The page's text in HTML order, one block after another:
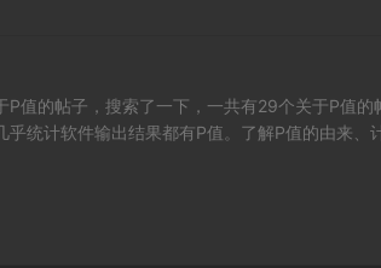
P值的帖子，搜索了一下，一共有29个关于P值的
乎统计软件输出结果都有P值。了解P值的由来、